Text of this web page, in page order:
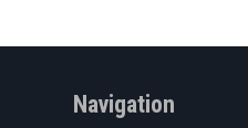
Navigation